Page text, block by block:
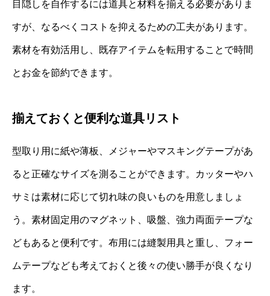
目隠しを自作するには道具と材料を揃える必要がありま
すが、なるべくコストを抑えるための工夫があります。
素材を有効活用し、既存アイテムを転用することで時間
とお金を節約できます。
揃えておくと便利な道具リスト
型取り用に紙や薄板、メジャーやマスキングテープがあ
ると正確なサイズを測ることができます。カッターやハ
サミは素材に応じて切れ味の良いものを用意しましょ
う。素材固定用のマグネット、吸盤、強力両面テープな
どもあると便利です。布用には縫製用具と重し、フォー
ムテープなども考えておくと後々の使い勝手が良くなり
ます。